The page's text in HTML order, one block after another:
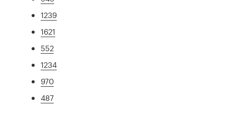
1239
1621
552
1234
970
487